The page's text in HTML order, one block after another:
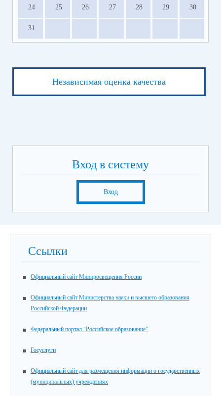
24 25 26 27 28 29 30
31
Независимая оценка качества
Вход в систему
Вход
Ссылки
Официальный сайт Минпросвещения России
Официальный сайт Министерства науки и высшего образования
Российской Федерации
Федеральный портал "Российское образование"
Госуслуги
Официальный сайт для размещения информации о государственных
(муниципальных) учреждениях